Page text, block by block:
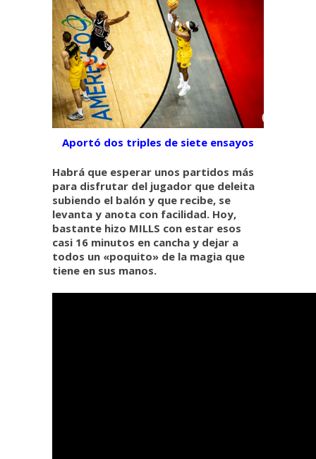
Aportó dos triples de siete ensayos
Habrá que esperar unos partidos más
para disfrutar del jugador que deleita
subiendo el balón y que recibe, se
levanta y anota con facilidad. Hoy,
bastante hizo MILLS con estar esos
casi 16 minutos en cancha y dejar a
todos un «poquito» de la magia que
tiene en sus manos.